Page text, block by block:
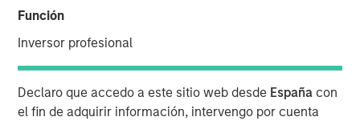
Función
Inversor profesional
Declaro que accedo a este sitio web desde España con
el fin de adquirir información, intervengo por cuenta
Aaron Sack